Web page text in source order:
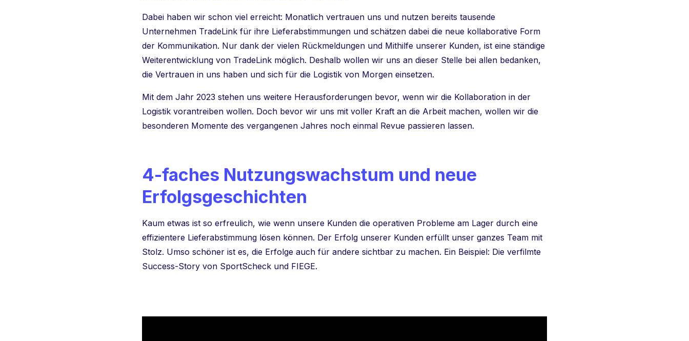
Dabei haben wir schon viel erreicht: Monatlich vertrauen uns und nutzen bereits tausende
Unternehmen TradeLink für ihre Lieferabstimmungen und schätzen dabei die neue kollaborative Form
der Kommunikation. Nur dank der vielen Rückmeldungen und Mithilfe unserer Kunden, ist eine ständige
Weiterentwicklung von TradeLink möglich. Deshalb wollen wir uns an dieser Stelle bei allen bedanken,
die Vertrauen in uns haben und sich für die Logistik von Morgen einsetzen.
Mit dem Jahr 2023 stehen uns weitere Herausforderungen bevor, wenn wir die Kollaboration in der
Logistik vorantreiben wollen. Doch bevor wir uns mit voller Kraft an die Arbeit machen, wollen wir die
besonderen Momente des vergangenen Jahres noch einmal Revue passieren lassen.
4-faches Nutzungswachstum und neue
Erfolgsgeschichten
Kaum etwas ist so erfreulich, wie wenn unsere Kunden die operativen Probleme am Lager durch eine
effizientere Lieferabstimmung lösen können. Der Erfolg unserer Kunden erfüllt unser ganzes Team mit
Stolz. Umso schöner ist es, die Erfolge auch für andere sichtbar zu machen. Ein Beispiel: Die verfilmte
Success-Story von SportScheck und FIEGE.